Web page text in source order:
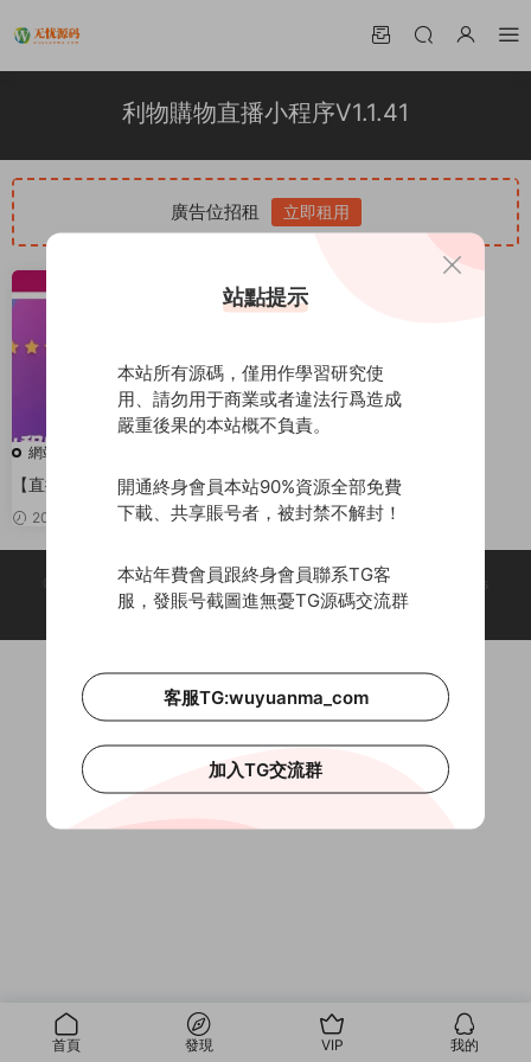
利物購物直播小程序V1.1.41
廣告位招租 立即租用
網站源碼
【直播小程序】利物購物直播小
程序V1.1.41完整源碼包+多商家插
件+前端
2020-04-06 80
© 2018-2026 Theme by - 無憂源碼 & Wuyuanma.Com Theme. All rights
reserved
首頁 發現 VIP 我的
站點提示
本站所有源碼，僅用作學習研究使
用、請勿用于商業或者違法行爲造成
嚴重後果的本站概不負責。
開通終身會員本站90%資源全部免費
下載、共享賬号者，被封禁不解封！
本站年費會員跟終身會員聯系TG客
服，發賬号截圖進無憂TG源碼交流群
客服TG:wuyuanma_com
加入TG交流群